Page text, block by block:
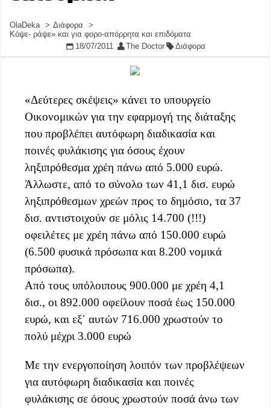
OlaDeka
Διάφορα
Κόψε- ράψε» και για φορο-απόρρητα και επιδόματα
18/07/2011
The Doctor Διάφορα
«Δεύτερες σκέψεις» κάνει το υπουργείο
Οικονομικών για την εφαρμογή της διάταξης
που προβλέπει αυτόφωρη διαδικασία και
ποινές φυλάκισης για όσους έχουν
ληξιπρόθεσμα χρέη πάνω από 5.000 ευρώ.
Άλλωστε, από το σύνολο των 41,1 δισ. ευρώ
ληξιπρόθεσμων χρεών προς το δημόσιο, τα 37
δισ. αντιστοιχούν σε μόλις 14.700 (!!!)
οφειλέτες με χρέη πάνω από 150.000 ευρώ
(6.500 φυσικά πρόσωπα και 8.200 νομικά
πρόσωπα).
Από τους υπόλοιπους 900.000 με χρέη 4,1
δισ., οι 892.000 οφείλουν ποσά έως 150.000
ευρώ, και εξ΄ αυτών 716.000 χρωστούν το
πολύ μέχρι 3.000 ευρώ
Με την ενεργοποίηση λοιπόν των προβλέψεων
για αυτόφωρη διαδικασία και ποινές
φυλάκισης σε όσους χρωστούν ποσά άνω των